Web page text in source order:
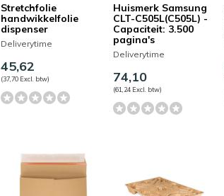
Stretchfolie
handwikkelfolie
dispenser
Deliverytime
45,62
(37,70 Excl. btw)
Huismerk Samsung
CLT-C505L(C505L) -
Capaciteit: 3.500
pagina's
Deliverytime
74,10
(61,24 Excl. btw)